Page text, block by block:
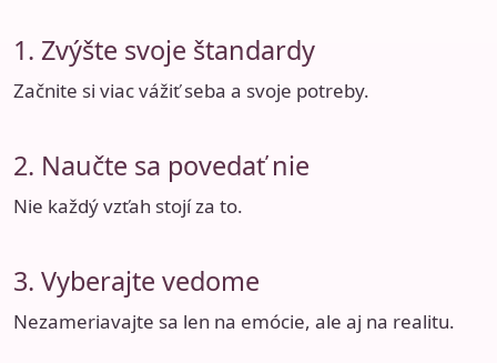
1. Zvýšte svoje štandardy
Začnite si viac vážiť seba a svoje potreby.
2. Naučte sa povedať nie
Nie každý vzťah stojí za to.
3. Vyberajte vedome
Nezameriavajte sa len na emócie, ale aj na realitu.